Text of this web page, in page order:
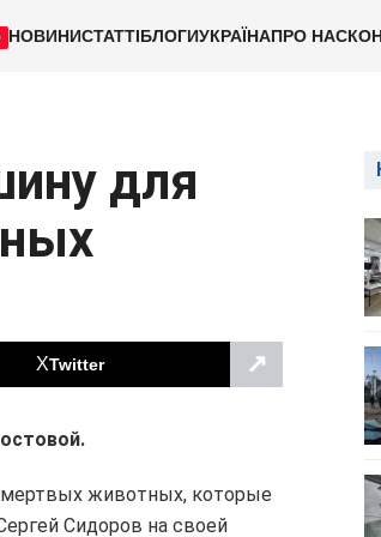
НОВИНИСТАТТІБЛОГИУКРАЇНАПРО НАС
для
Twitter ↗
мертвых животных, которые
Сидоров на своей